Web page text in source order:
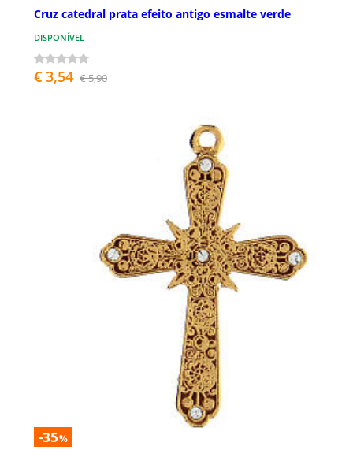
Cruz catedral prata efeito antigo esmalte verde
DISPONÍVEL
€ 3,54 € 5,90
-35%